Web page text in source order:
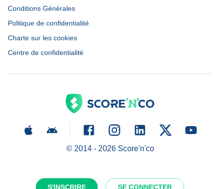
S'INSCRIRE SE CONNECTER
Conditions Générales
Politique de confidentialité
Charte sur les cookies
Centre de confidentialité
© 2014 - 2026Score'n'co